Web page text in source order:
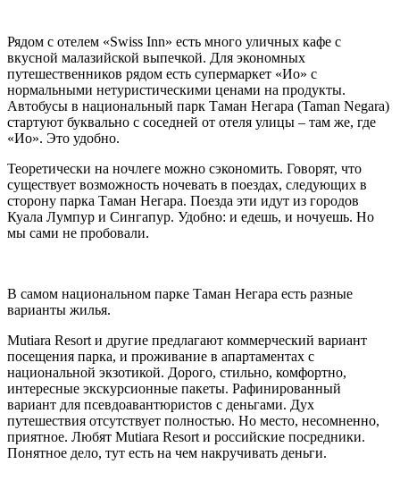
Рядом с отелем «Swiss Inn» есть много уличных кафе с
вкусной малазийской выпечкой. Для экономных
путешественников рядом есть супермаркет «Ио» с
нормальными нетуристическими ценами на продукты.
Автобусы в национальный парк Таман Негара (Taman Negara)
стартуют буквально с соседней от отеля улицы – там же, где
«Ио». Это удобно.
Теоретически на ночлеге можно сэкономить. Говорят, что
существует возможность ночевать в поездах, следующих в
сторону парка Таман Негара. Поезда эти идут из городов
Куала Лумпур и Сингапур. Удобно: и едешь, и ночуешь. Но
мы сами не пробовали.
В самом национальном парке Таман Негара есть разные
варианты жилья.
Mutiara Resort и другие предлагают коммерческий вариант
посещения парка, и проживание в апартаментах с
национальной экзотикой. Дорого, стильно, комфортно,
интересные экскурсионные пакеты. Рафинированный
вариант для псевдоавантюристов с деньгами. Дух
путешествия отсутствует полностью. Но место, несомненно,
приятное. Любят Mutiara Resort и российские посредники.
Понятное дело, тут есть на чем накручивать деньги.